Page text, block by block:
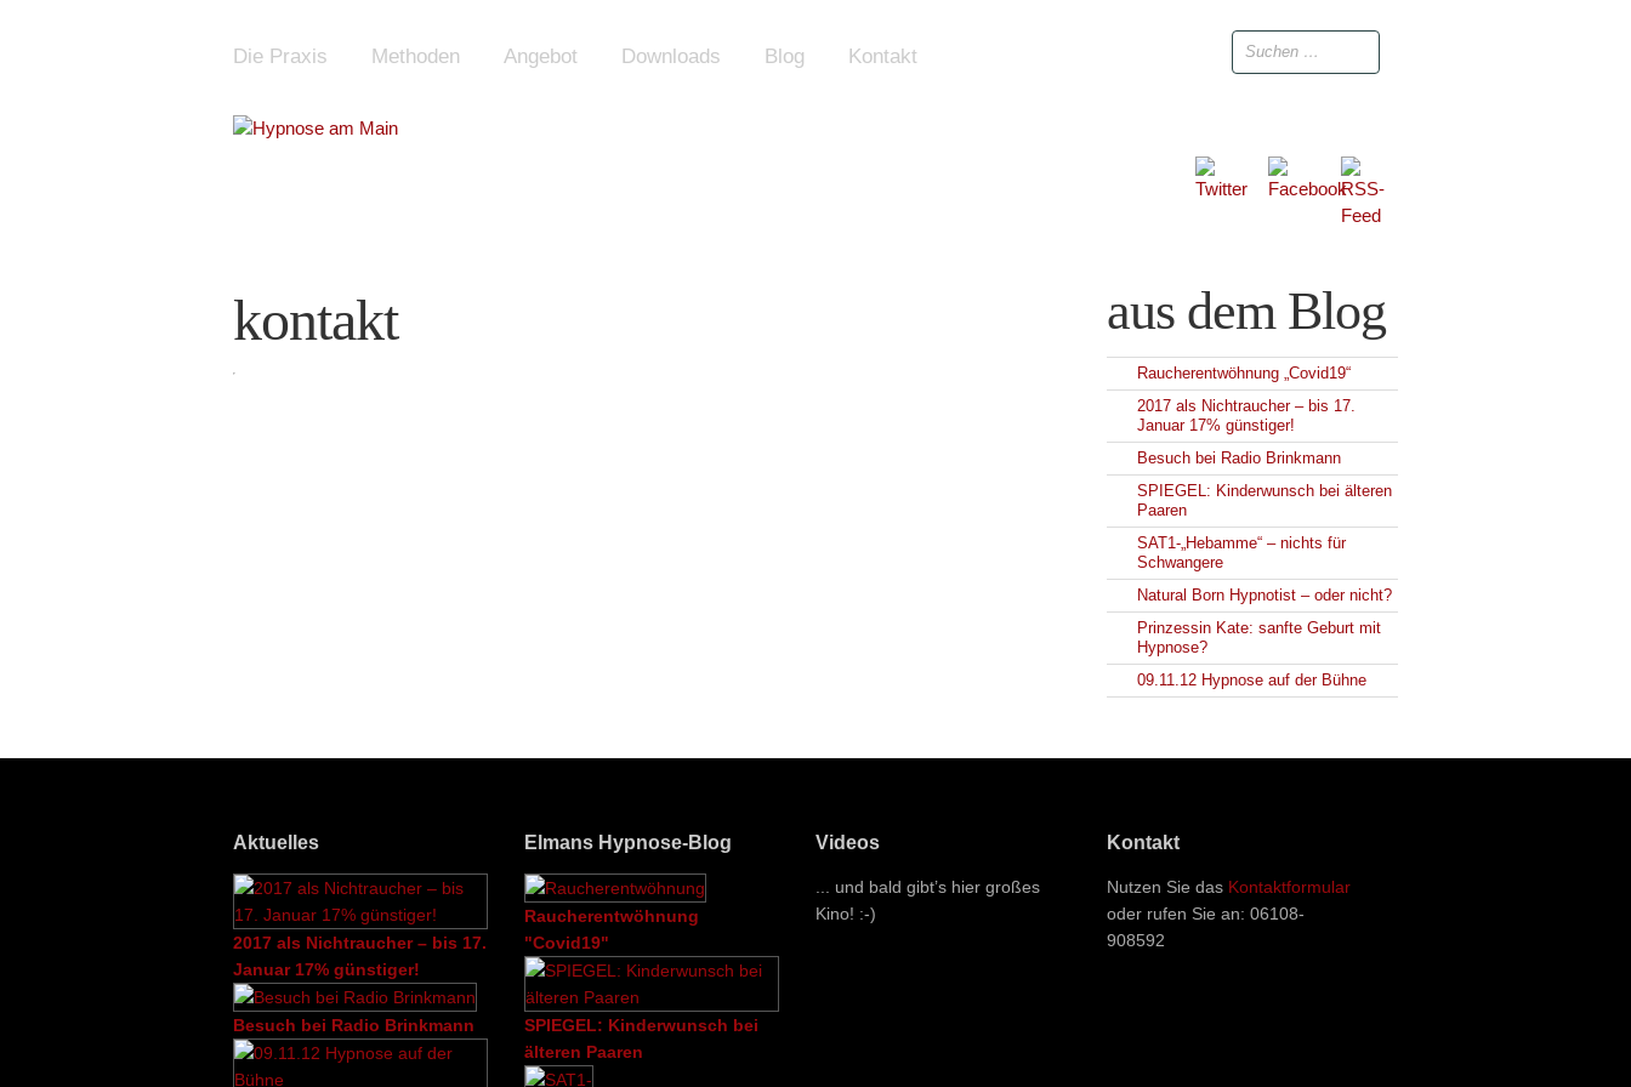
Die Praxis Methoden Angebot Downloads Blog Kontakt
kontakt aus dem Blog
Raucherentwöhnung „Covid19“
2017 als Nichtraucher – bis 17.
Januar 17% günstiger!
Besuch bei Radio Brinkmann
SPIEGEL: Kinderwunsch bei älteren
Paaren
SAT1-„Hebamme“ – nichts für
Schwangere
Natural Born Hypnotist – oder nicht?
Prinzessin Kate: sanfte Geburt mit
Hypnose?
09.11.12 Hypnose auf der Bühne
Aktuelles
2017 als Nichtraucher – bis 17.
Januar 17% günstiger!
Besuch bei Radio Brinkmann
Elmans Hypnose-Blog
Raucherentwöhnung
"Covid19"
SPIEGEL: Kinderwunsch bei
älteren Paaren
Videos
... und bald gibt’s hier großes
Kino! :-)
Kontakt
Nutzen Sie das Kontaktformular
oder rufen Sie an: 06108-
908592